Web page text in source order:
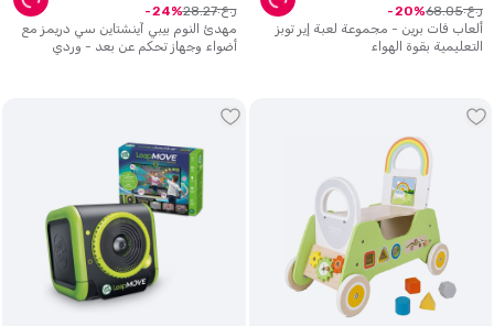
ألعاب فات برين - مجموعة لعبة إير توبز
التعليمية بقوة الهواء
ر.ع. 68.05
20
مهدئ النوم بيبي آينشتاين سي دريمز مع
أضواء وجهاز تحكم عن بعد - وردي
ر.ع. 28.27
24